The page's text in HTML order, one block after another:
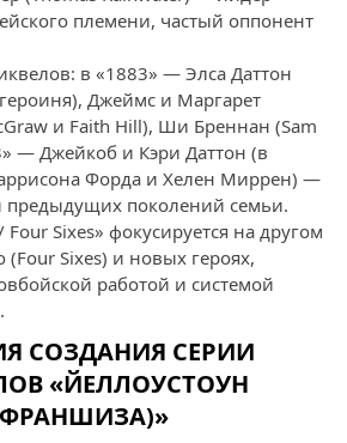
племени, частый оппонент
в «1883» — Элса Даттон
Джеймс и Маргарет
и Faith Hill), Ши Бреннан (Sam
— Джейкоб и Кэри Даттон (в
Форда и Хелен Миррен) —
предыдущих поколений семьи.
Four Sixes» фокусируется на другом
Sixes) и новых героях,
работой и системой
СОЗДАНИЯ СЕРИИ
«ЙЕЛЛОУСТОУН